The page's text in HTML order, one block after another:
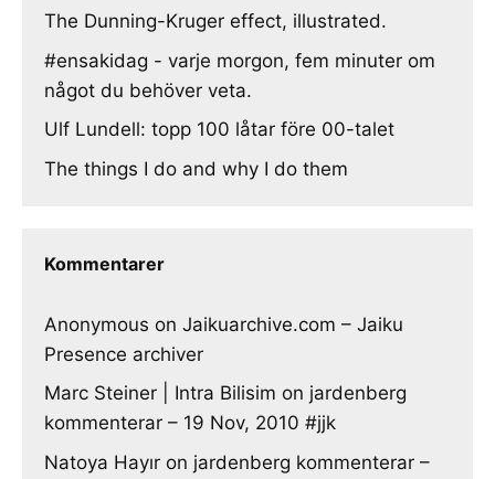
The Dunning-Kruger effect, illustrated.
#ensakidag - varje morgon, fem minuter om
något du behöver veta.
Ulf Lundell: topp 100 låtar före 00-talet
The things I do and why I do them
Kommentarer
Anonymous on Jaikuarchive.com – Jaiku
Presence archiver
Marc Steiner | Intra Bilisim on jardenberg
kommenterar – 19 Nov, 2010 #jjk
Natoya Hayır on jardenberg kommenterar –